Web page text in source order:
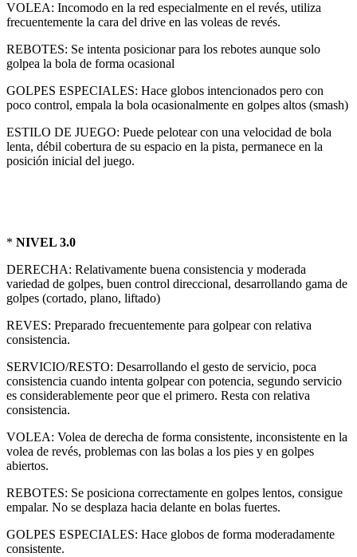
VOLEA: Incomodo en la red especialmente en el revés, utiliza
frecuentemente la cara del drive en las voleas de revés.
REBOTES: Se intenta posicionar para los rebotes aunque solo
golpea la bola de forma ocasional
GOLPES ESPECIALES: Hace globos intencionados pero con
poco control, empala la bola ocasionalmente en golpes altos (smash)
ESTILO DE JUEGO: Puede pelotear con una velocidad de bola
lenta, débil cobertura de su espacio en la pista, permanece en la
posición inicial del juego.
* NIVEL 3.0
DERECHA: Relativamente buena consistencia y moderada
variedad de golpes, buen control direccional, desarrollando gama de
golpes (cortado, plano, liftado)
REVES: Preparado frecuentemente para golpear con relativa
consistencia.
SERVICIO/RESTO: Desarrollando el gesto de servicio, poca
consistencia cuando intenta golpear con potencia, segundo servicio
es considerablemente peor que el primero. Resta con relativa
consistencia.
VOLEA: Volea de derecha de forma consistente, inconsistente en la
volea de revés, problemas con las bolas a los pies y en golpes
abiertos.
REBOTES: Se posiciona correctamente en golpes lentos, consigue
empalar. No se desplaza hacia delante en bolas fuertes.
GOLPES ESPECIALES: Hace globos de forma moderadamente
consistente.